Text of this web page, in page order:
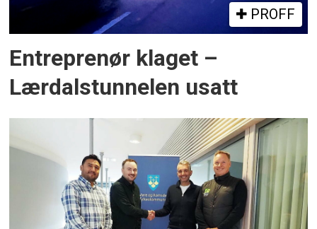
PROFF
Entreprenør klaget –
Lærdalstunnelen usatt